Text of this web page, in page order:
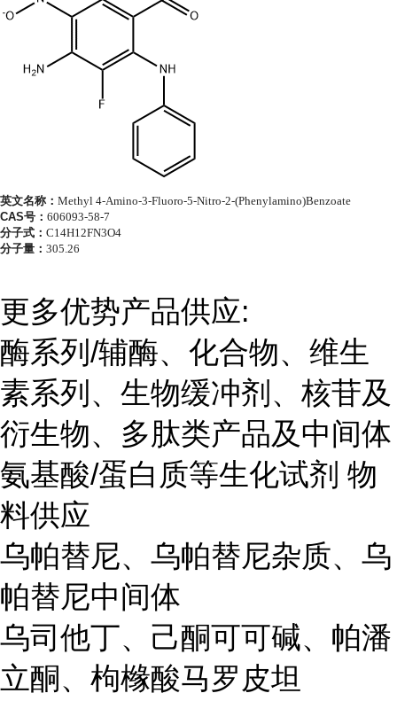
英文名称： Methyl 4-Amino-3-Fluoro-5-Nitro-2-(Phenylamino)Benzoate
CAS号： 606093-58-7
分子式： C14H12FN3O4
分子量： 305.26
更多优势产品供应:
酶系列/辅酶、化合物、维生
素系列、生物缓冲剂、核苷及
衍生物、多肽类产品及中间体
氨基酸/蛋白质等生化试剂 物
料供应
乌帕替尼、乌帕替尼杂质、乌
帕替尼中间体
乌司他丁、己酮可可碱、帕潘
立酮、枸橼酸马罗皮坦